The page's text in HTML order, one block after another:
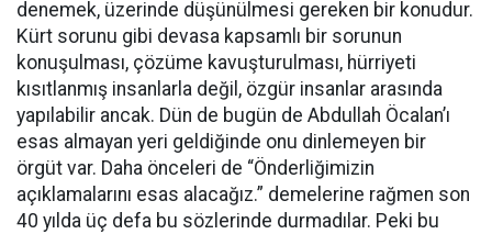
denemek, üzerinde düşünülmesi gereken bir konudur.
Kürt sorunu gibi devasa kapsamlı bir sorunun
konuşulması, çözüme kavuşturulması, hürriyeti
kısıtlanmış insanlarla değil, özgür insanlar arasında
yapılabilir ancak. Dün de bugün de Abdullah Öcalan’ı
esas almayan yeri geldiğinde onu dinlemeyen bir
örgüt var. Daha önceleri de “Önderliğimizin
açıklamalarını esas alacağız.” demelerine rağmen son
40 yılda üç defa bu sözlerinde durmadılar. Peki bu